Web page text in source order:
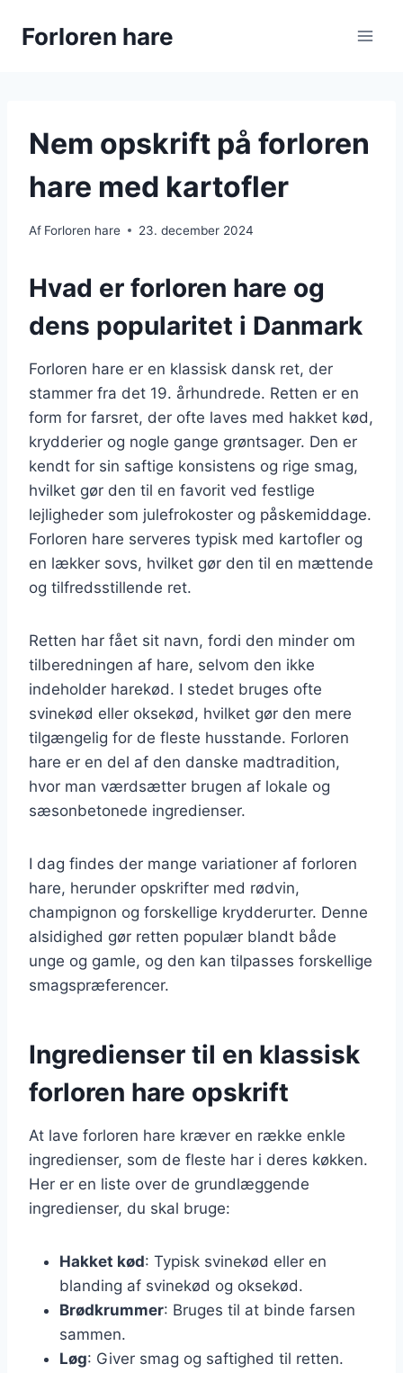
Forloren hare
Nem opskrift på forloren
hare med kartofler
Af Forloren hare 23. december 2024
Hvad er forloren hare og
dens popularitet i Danmark
Forloren hare er en klassisk dansk ret, der
stammer fra det 19. århundrede. Retten er en
form for farsret, der ofte laves med hakket kød,
krydderier og nogle gange grøntsager. Den er
kendt for sin saftige konsistens og rige smag,
hvilket gør den til en favorit ved festlige
lejligheder som julefrokoster og påskemiddage.
Forloren hare serveres typisk med kartofler og
en lækker sovs, hvilket gør den til en mættende
og tilfredsstillende ret.
Retten har fået sit navn, fordi den minder om
tilberedningen af hare, selvom den ikke
indeholder harekød. I stedet bruges ofte
svinekød eller oksekød, hvilket gør den mere
tilgængelig for de fleste husstande. Forloren
hare er en del af den danske madtradition,
hvor man værdsætter brugen af lokale og
sæsonbetonede ingredienser.
I dag findes der mange variationer af forloren
hare, herunder opskrifter med rødvin,
champignon og forskellige krydderurter. Denne
alsidighed gør retten populær blandt både
unge og gamle, og den kan tilpasses forskellige
smagspræferencer.
Ingredienser til en klassisk
forloren hare opskrift
At lave forloren hare kræver en række enkle
ingredienser, som de fleste har i deres køkken.
Her er en liste over de grundlæggende
ingredienser, du skal bruge:
Hakket kød: Typisk svinekød eller en
blanding af svinekød og oksekød.
Brødkrummer: Bruges til at binde farsen
sammen.
Løg: Giver smag og saftighed til retten.